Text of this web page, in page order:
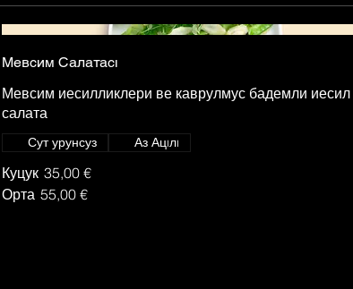
Мевсим Салатасı
Мевсим иесилликлери ве каврулмус бадемли иесил
салата
Куцук 35,00 €
Орта 55,00 €
Сут урунсуз Аз Ацıлı